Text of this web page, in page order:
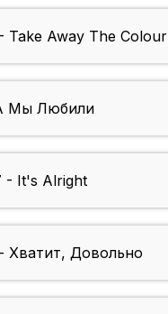
Take Away The Colour
Мы Любили
- It's Alright
Хватит, Довольно